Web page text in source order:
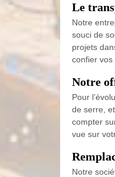
Le
Notre
souci de
projets
confier vos
Notre
Pour
de serre,
compter
vue sur
Notre